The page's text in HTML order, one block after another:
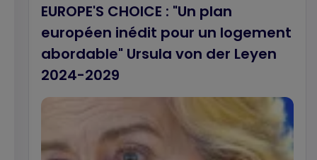
EUROPE'S CHOICE : "Un plan
européen inédit pour un logement
abordable" Ursula von der Leyen
2024-2029